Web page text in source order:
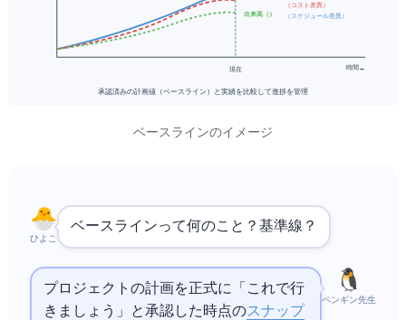
時間 →
出来高（EV）
現在
CV = EV - AC（コスト差異）
SV = EV - PV（スケジュール差異）
承認済みの計画値（ベースライン）と実績を比較して進捗を管理
ベースラインのイメージ
ひよこ
ベースラインって何のこと？ 基準線？
ペンギン先生
プロジェクトの計画を正式に「これで行
きましょう」と承認した時点のスナップ